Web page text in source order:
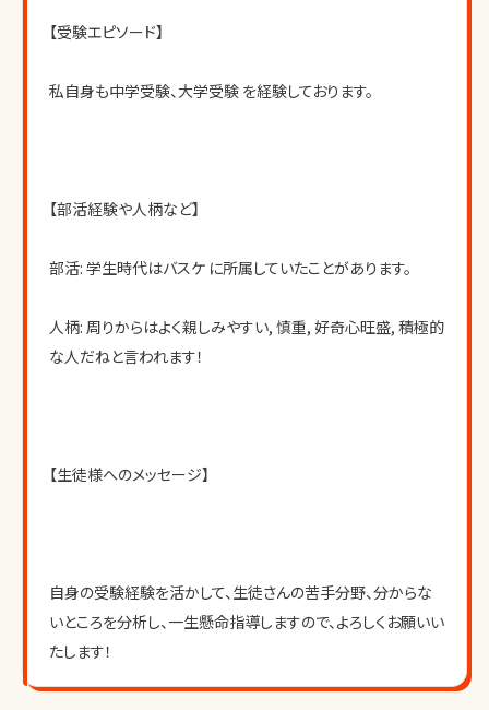
【受験エピソード】
私自身も中学受験、大学受験 を経験しております。
【部活経験や人柄など】
部活: 学生時代はバスケ に所属していたことがあります。
人柄: 周りからはよく親しみやすい, 慎重, 好奇心旺盛, 積極的
な人だねと言われます！
【生徒様へのメッセージ】
自身の受験経験を活かして、生徒さんの苦手分野、分からな
いところを分析し、一生懸命指導しますので、よろしくお願いい
たします！